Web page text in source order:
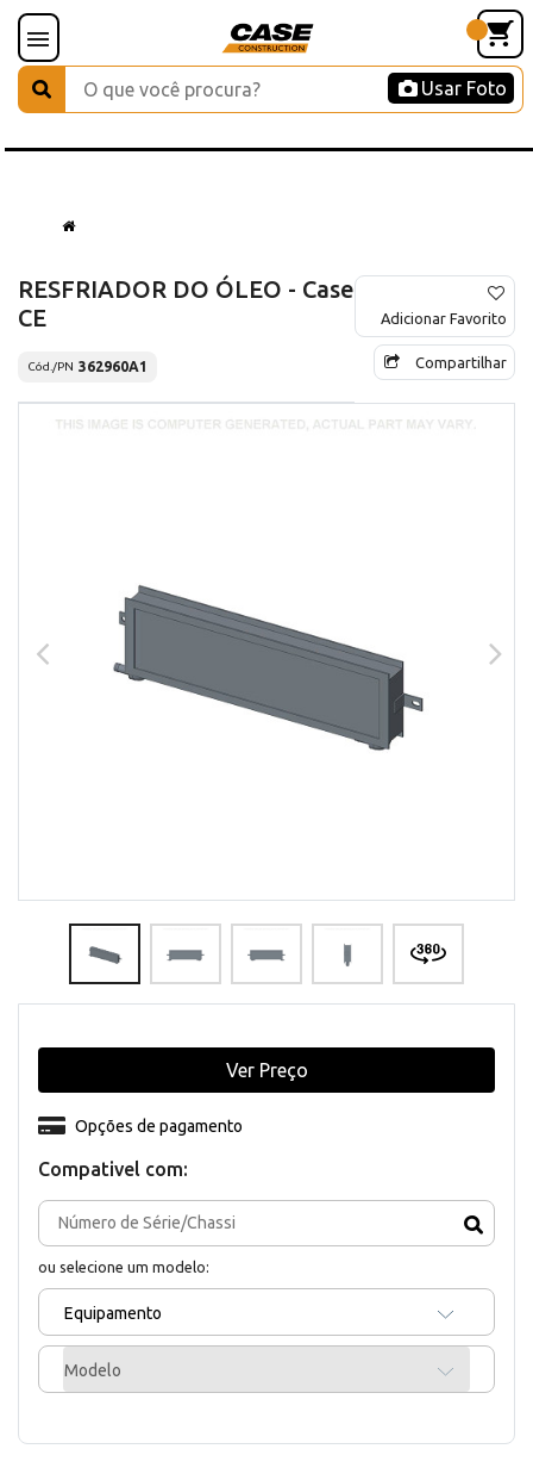
Usar Foto
RESFRIADOR DO ÓLEO - Case
CE
Cód./PN 362960A1
Adicionar Favorito
Compartilhar
Compativel com:
ou selecione um modelo:
Equipamento
Modelo
Opções de pagamento
Ver Preço